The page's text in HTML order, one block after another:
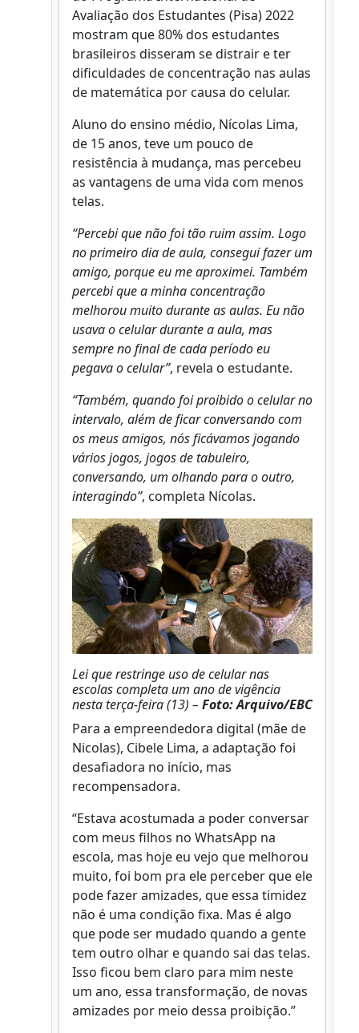
Avaliação dos Estudantes (Pisa) 2022
mostram que 80% dos estudantes
brasileiros disseram se distrair e ter
dificuldades de concentração nas aulas
de matemática por causa do celular.
Aluno do ensino médio, Nícolas Lima,
de 15 anos, teve um pouco de
resistência à mudança, mas percebeu
as vantagens de uma vida com menos
telas.
“Percebi que não foi tão ruim assim. Logo
no primeiro dia de aula, consegui fazer um
amigo, porque eu me aproximei. Também
percebi que a minha concentração
melhorou muito durante as aulas. Eu não
usava o celular durante a aula, mas
sempre no final de cada período eu
pegava o celular”, revela o estudante.
“Também, quando foi proibido o celular no
intervalo, além de ficar conversando com
os meus amigos, nós ficávamos jogando
vários jogos, jogos de tabuleiro,
conversando, um olhando para o outro,
interagindo”, completa Nícolas.
Lei que restringe uso de celular nas
escolas completa um ano de vigência
nesta terça-feira (13) – Foto: Arquivo/EBC
Para a empreendedora digital (mãe de
Nicolas), Cibele Lima, a adaptação foi
desafiadora no início, mas
recompensadora.
“Estava acostumada a poder conversar
com meus filhos no WhatsApp na
escola, mas hoje eu vejo que melhorou
muito, foi bom pra ele perceber que ele
pode fazer amizades, que essa timidez
não é uma condição fixa. Mas é algo
que pode ser mudado quando a gente
tem outro olhar e quando sai das telas.
Isso ficou bem claro para mim neste
um ano, essa transformação, de novas
amizades por meio dessa proibição.”